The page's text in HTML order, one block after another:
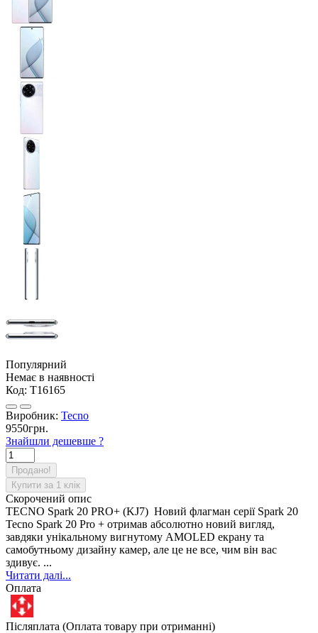
Популярний
Немає в наявності
Код: T16165
Виробник: Tecno
9550грн.
Знайшли дешевше ?
Продано!
Купити за 1 клiк
Скорочений опис
TECNO Spark 20 PRO+ (KJ7) Новий флагман серії Spark 20
Tecno Spark 20 Pro + отримав абсолютно новий вигляд,
завдяки унікальному вигнутому AMOLED екрану та
самобутньому дизайну камер, але це не все, чим він вас
здивує. ...
Читати далі...
Оплата
Післяплата (Оплата товару при отриманні)